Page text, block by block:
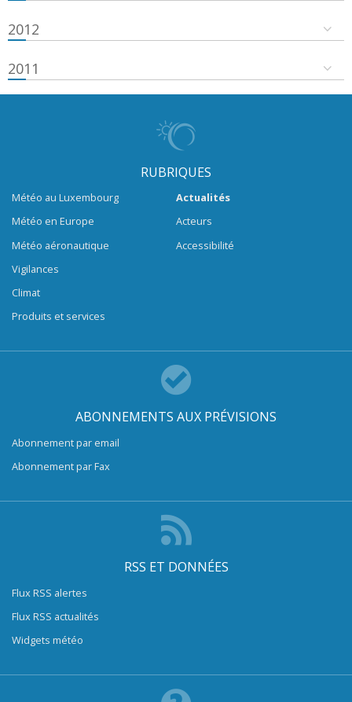
2012
2011
RUBRIQUES
Météo au Luxembourg
Météo en Europe
Météo aéronautique
Vigilances
Climat
Produits et services
Actualités
Acteurs
Accessibilité
ABONNEMENTS AUX PRÉVISIONS
Abonnement par email
Abonnement par Fax
RSS ET DONNÉES
Flux RSS alertes
Flux RSS actualités
Widgets météo